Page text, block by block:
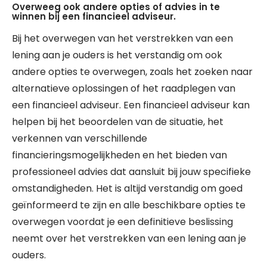
Overweeg ook andere opties of advies in te
winnen bij een financieel adviseur.
Bij het overwegen van het verstrekken van een
lening aan je ouders is het verstandig om ook
andere opties te overwegen, zoals het zoeken naar
alternatieve oplossingen of het raadplegen van
een financieel adviseur. Een financieel adviseur kan
helpen bij het beoordelen van de situatie, het
verkennen van verschillende
financieringsmogelijkheden en het bieden van
professioneel advies dat aansluit bij jouw specifieke
omstandigheden. Het is altijd verstandig om goed
geïnformeerd te zijn en alle beschikbare opties te
overwegen voordat je een definitieve beslissing
neemt over het verstrekken van een lening aan je
ouders.